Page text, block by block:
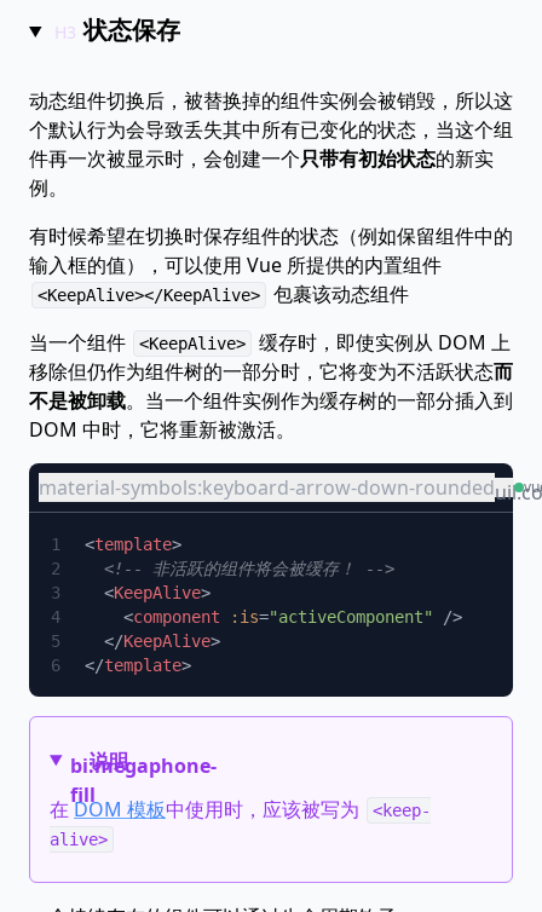
状态保存
动态组件切换后，被替换掉的组件实例会被销毁，所以这
个默认行为会导致丢失其中所有已变化的状态，当这个组
件再一次被显示时，会创建一个只带有初始状态的新实
例。
有时候希望在切换时保存组件的状态（例如保留组件中的
输入框的值），可以使用 Vue 所提供的内置组件
<KeepAlive></KeepAlive>
包裹该动态组件
当一个组件
<KeepAlive>
缓存时，即使实例从 DOM 上
移除但仍作为组件树的一部分时，它将变为不活跃状态而
不是被卸载。当一个组件实例作为缓存树的一部分插入到
DOM 中时，它将重新被激活。
material-symbols:keyboard-arrow-down-rounded
<template
  <
KeepAlive
    <
component :is="activeComponent"
  </
KeepAlive
</template
bi:megaphone-
fill
说明
在DOM 模板中使用时，应该被写为
<keep-
alive>